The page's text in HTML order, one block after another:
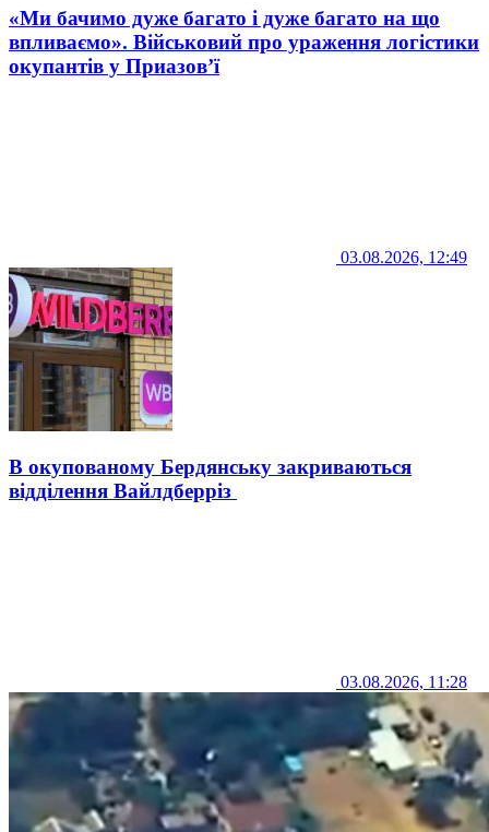
«Ми бачимо дуже багато і дуже багато на що
впливаємо». Військовий про ураження логістики
окупантів у Приазов’ї
03.08.2026, 12:49
В окупованому Бердянську закриваються
відділення Вайлдберріз
03.08.2026, 11:28